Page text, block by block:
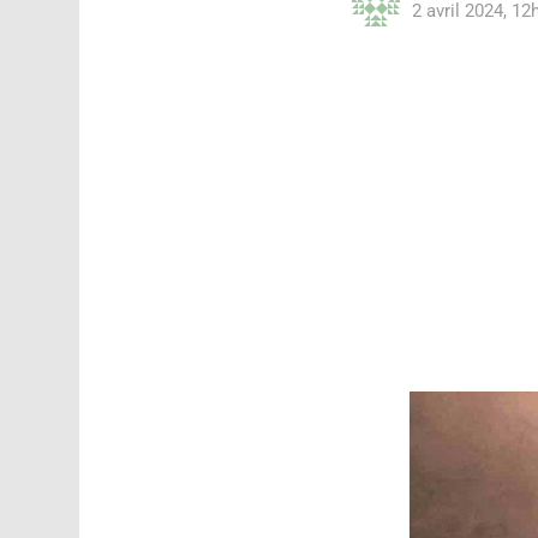
2 avril 2024,